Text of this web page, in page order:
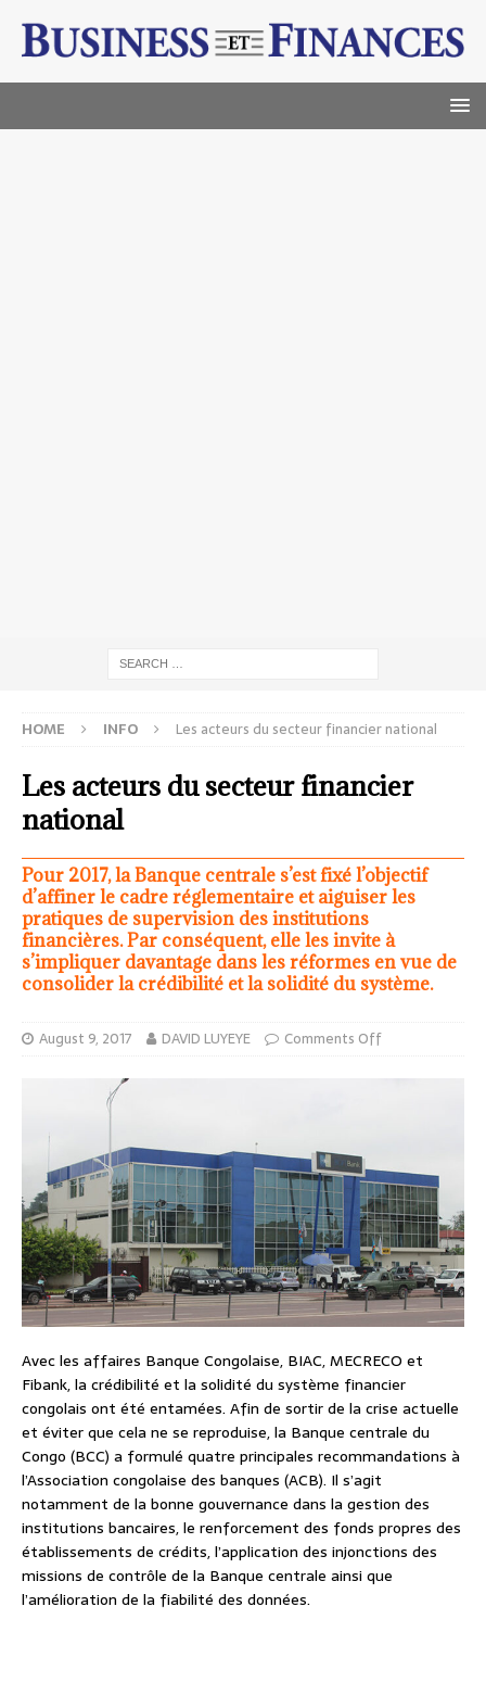
HOME INFO Les acteurs du secteur financier national
Les acteurs du secteur financier
national
Pour 2017, la Banque centrale s’est fixé l’objectif
d’affiner le cadre réglementaire et aiguiser les
pratiques de supervision des institutions
financières. Par conséquent, elle les invite à
s’impliquer davantage dans les réformes en vue de
consolider la crédibilité et la solidité du système.
August 9, 2017 DAVID LUYEYE Comments Off
Avec les affaires Banque Congolaise, BIAC, MECRECO et
Fibank, la crédibilité et la solidité du système financier
congolais ont été entamées. Afin de sortir de la crise actuelle
et éviter que cela ne se reproduise, la Banque centrale du
Congo (BCC) a formulé quatre principales recommandations à
l’Association congolaise des banques (ACB). Il s’agit
notamment de la bonne gouvernance dans la gestion des
institutions bancaires, le renforcement des fonds propres des
établissements de crédits, l’application des injonctions des
missions de contrôle de la Banque centrale ainsi que
l’amélioration de la fiabilité des données.